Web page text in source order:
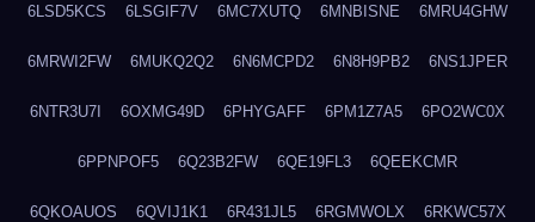
6LSD5KCS 6LSGIF7V 6MC7XUTQ 6MNBISNE 6MRU4GHW
6MRWI2FW 6MUKQ2Q2 6N6MCPD2 6N8H9PB2 6NS1JPER
6NTR3U7I 6OXMG49D 6PHYGAFF 6PM1Z7A5 6PO2WC0X
6PPNPOF5 6Q23B2FW 6QE19FL3 6QEEKCMR
6QKOAUOS 6QVIJ1K1 6R431JL5 6RGMWOLX 6RKWC57X